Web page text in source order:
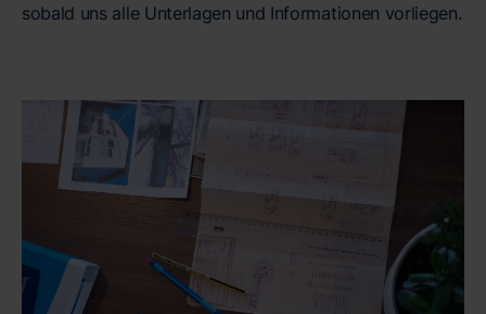
sobald uns alle Unterlagen und Informationen vorliegen.